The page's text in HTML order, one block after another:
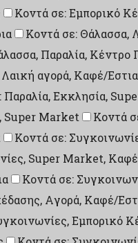
Κοντά σε: Εμπορικό
Κοντά σε: Θάλασσα,
Παραλία, Κέντρο
αγορά, Καφέ/
Παραλία, Εκκλησία,
Super Market Κοντά
Κοντά σε:
Super Market,
Κοντά σε:
Aγορά, Καφέ/
Εμπορικό